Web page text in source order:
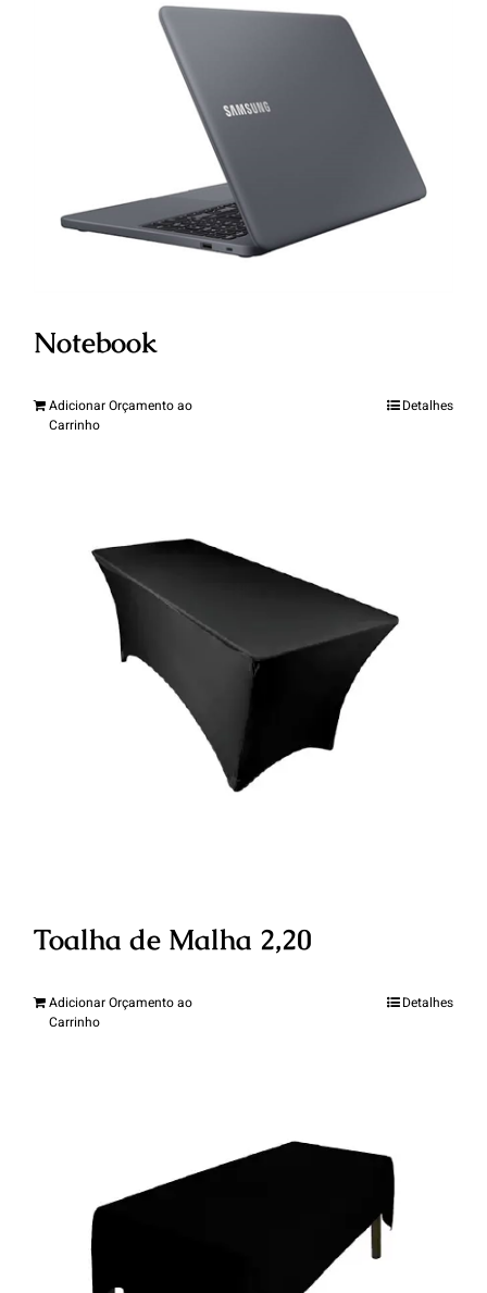
Notebook
Adicionar Orçamento ao
Carrinho
Detalhes
Toalha de Malha 2,20
Adicionar Orçamento ao
Carrinho
Detalhes